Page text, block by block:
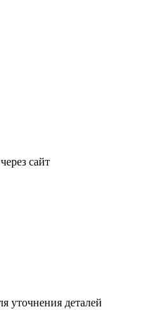
сайт
уточнения деталей